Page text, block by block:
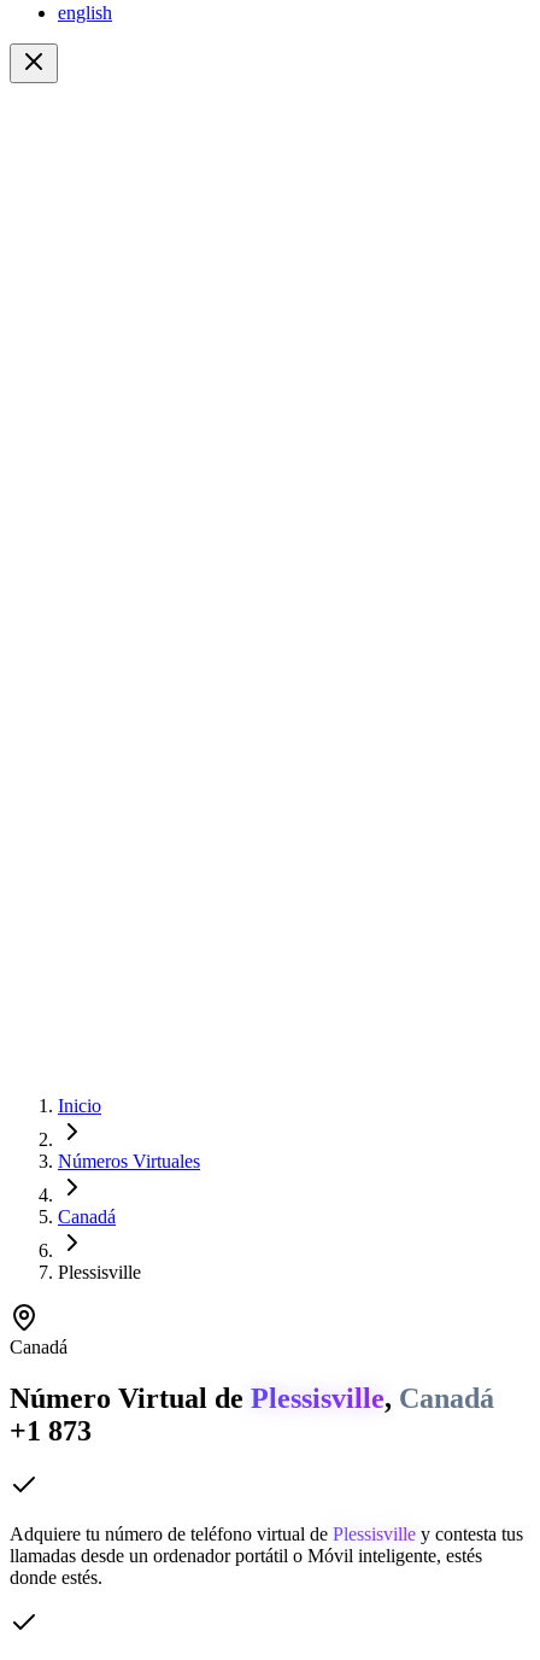
english
Inicio
Números Virtuales
Canadá
Plessisville
Canadá
Número Virtual de Plessisville, Canadá
+1 873
Adquiere tu número de teléfono virtual de Plessisville y contesta tus
llamadas desde un ordenador portátil o Móvil inteligente, estés
donde estés.